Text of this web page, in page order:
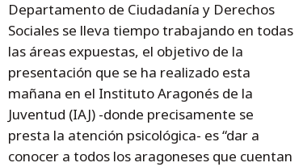
Departamento de Ciudadanía y Derechos
Sociales se lleva tiempo trabajando en todas
las áreas expuestas, el objetivo de la
presentación que se ha realizado esta
mañana en el Instituto Aragonés de la
Juventud (IAJ) -donde precisamente se
presta la atención psicológica- es “dar a
conocer a todos los aragoneses que cuentan